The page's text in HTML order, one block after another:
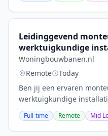
de productielijnen
Leidinggevend
werktuigkundige
Woningbouwbanen.nl
Remote
Today
Ben jij een ervaren
werktuigkundige
kwaliteiten? Zoek je
waarin je jouw creativiteit
Full-time Remote Mid